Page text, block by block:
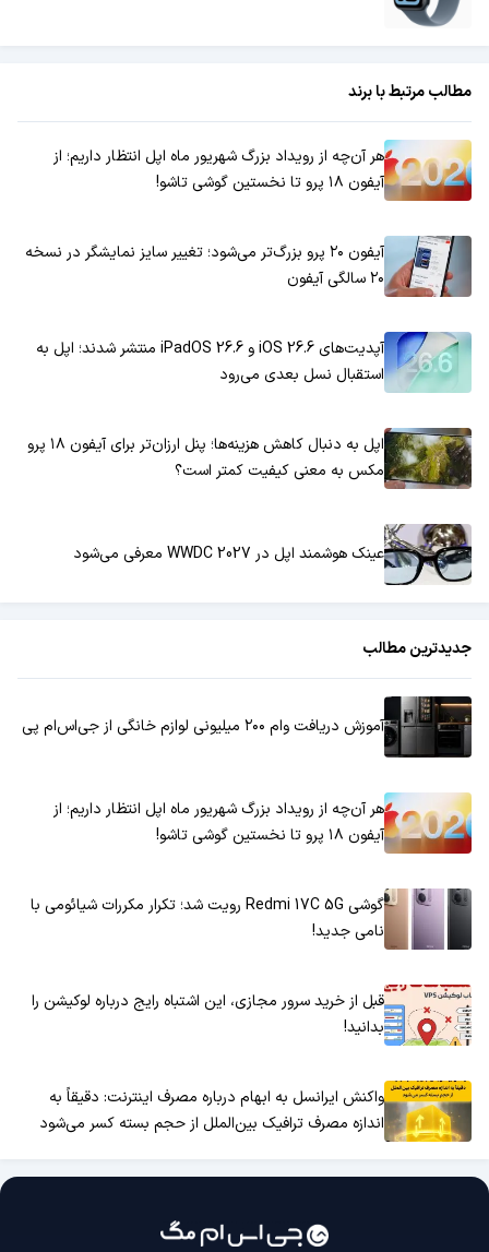
مطالب مرتبط با برند
هر آن‌چه از رویداد بزرگ شهریور ماه اپل انتظار داریم؛ از
آیفون ۱۸ پرو تا نخستین گوشی تاشو!
آیفون ۲۰ پرو بزرگ‌تر می‌شود؛ تغییر سایز نمایشگر در نسخه
۲۰ سالگی آیفون
آپدیت‌های iOS 26.6 و iPadOS 26.6 منتشر شدند؛ اپل به
استقبال نسل بعدی می‌رود
اپل به دنبال کاهش هزینه‌ها؛ پنل ارزان‌تر برای آیفون ۱۸ پرو
مکس به معنی کیفیت کمتر است؟
عینک هوشمند اپل در WWDC 2027 معرفی می‌شود
جدیدترین مطالب
آموزش دریافت وام ۲۰۰ میلیونی لوازم خانگی از جی‌اس‌ام پی
هر آن‌چه از رویداد بزرگ شهریور ماه اپل انتظار داریم؛ از
آیفون ۱۸ پرو تا نخستین گوشی تاشو!
گوشی Redmi 17C 5G رویت شد؛ تکرار مکررات شیائومی با
نامی جدید!
قبل از خرید سرور مجازی، این اشتباه رایج درباره لوکیشن را
بدانید!
واکنش ایرانسل به ابهام درباره مصرف اینترنت: دقیقاً به
اندازه مصرف ترافیک بین‌الملل از حجم بسته کسر می‌شود